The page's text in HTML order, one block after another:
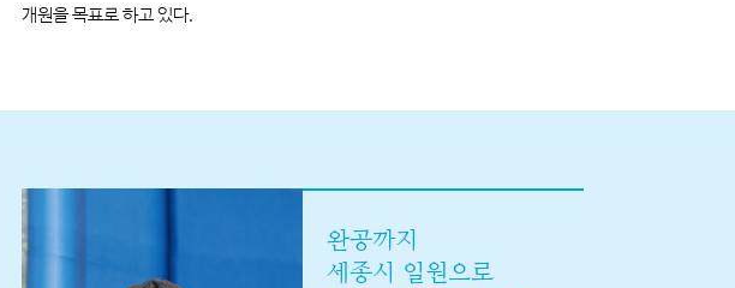
개원을 목표로 하고 있다.
완공까지
세종시 일원으로